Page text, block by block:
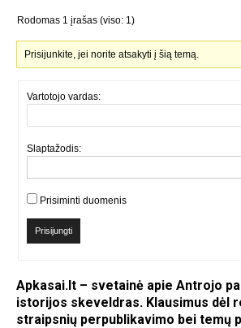
Rodomas 1 įrašas (viso: 1)
Prisijunkite, jei norite atsakyti į šią temą.
Vartotojo vardas:
Slaptažodis:
Prisiminti duomenis
Prisijungti
Apkasai.lt – svetainė apie Antrojo
istorijos skeveldras. Klausimus dėl
straipsnių perpublikavimo bei temų